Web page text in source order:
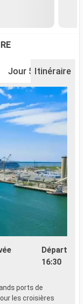
Jour 5 Jour 6
Itinéraire
Départ
16:30
ports de
les croisières